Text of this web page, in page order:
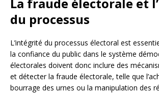
du processus
L’intégrité du processus électoral est
la confiance du public dans le système
électorales doivent donc inclure des
et détecter la fraude électorale, telle que
bourrage des urnes ou la manipulation des